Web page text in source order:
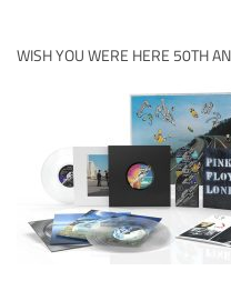
WISH YOU WERE HERE 50TH